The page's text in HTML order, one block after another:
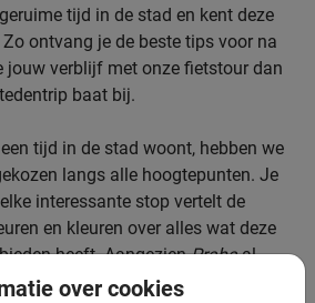
over cookies
tijd in de stad en kent deze
ontvang je de beste tips voor na
jouw verblijf met onze fietstour dan
baat bij.
tijd in de stad woont, hebben we
langs alle hoogtepunten. Je
interessante stop vertelt de
en kleuren over alles wat deze
heeft. AangezienPrahaal
centrum in de regio is, zijn er